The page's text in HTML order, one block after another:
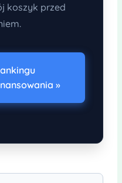
koszyk przed
»